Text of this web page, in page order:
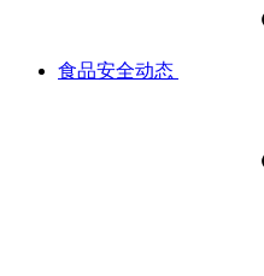
食品安全动态